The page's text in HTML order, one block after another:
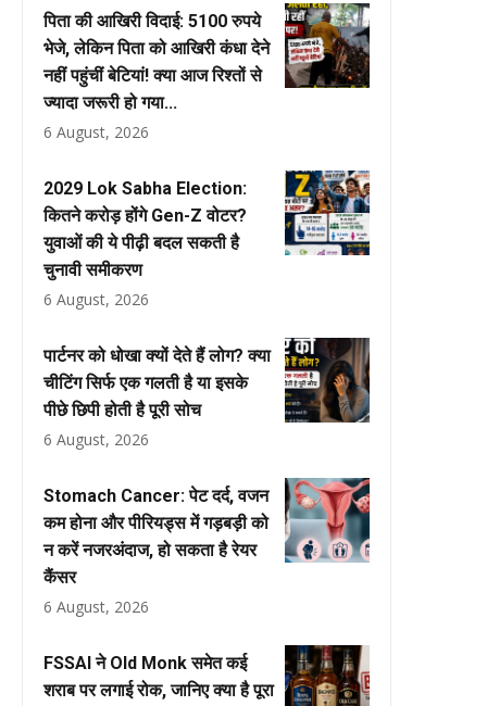
पिता की आखिरी विदाई: 5100 रुपये
भेजे, लेकिन पिता को आखिरी कंधा देने
नहीं पहुंचीं बेटियां! क्या आज रिश्तों से
ज्यादा जरूरी हो गया...
6 August, 2026
2029 Lok Sabha Election:
कितने करोड़ होंगे Gen-Z वोटर?
युवाओं की ये पीढ़ी बदल सकती है
चुनावी समीकरण
6 August, 2026
पार्टनर को धोखा क्यों देते हैं लोग? क्या
चीटिंग सिर्फ एक गलती है या इसके
पीछे छिपी होती है पूरी सोच
6 August, 2026
Stomach Cancer: पेट दर्द, वजन
कम होना और पीरियड्स में गड़बड़ी को
न करें नजरअंदाज, हो सकता है रेयर
कैंसर
6 August, 2026
FSSAI ने Old Monk समेत कई
शराब पर लगाई रोक, जानिए क्या है पूरा